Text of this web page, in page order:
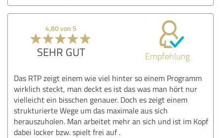
4,80 von 5
SEHR GUT Empfehlung
Das RTP zeigt einem wie viel hinter so einem Programm
wirklich steckt, man deckt es ist das was man hört nur
vielleicht ein bisschen genauer. Doch es zeigt einem
strukturierte Wege um das maximale aus sich
herauszuholen. Man arbeitet mehr an sich und ist im Kopf
dabei locker bzw. spielt frei auf .